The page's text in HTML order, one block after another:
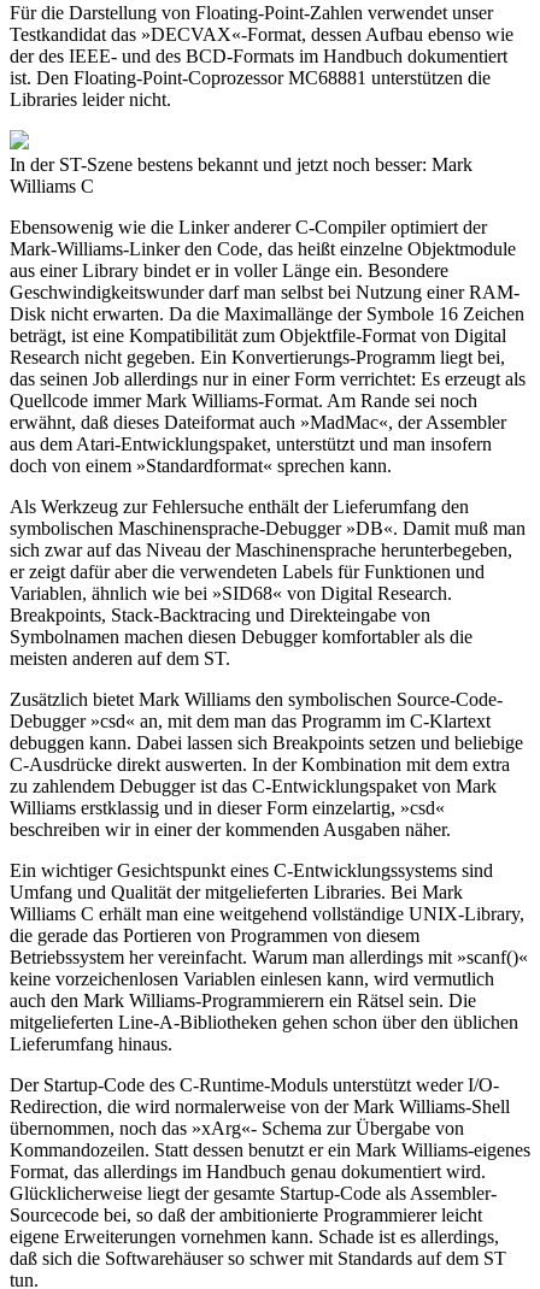
Für die Darstellung von Floating-Point-Zahlen verwendet unser
Testkandidat das »DECVAX«-Format, dessen Aufbau ebenso wie
der des IEEE- und des BCD-Formats im Handbuch dokumentiert
ist. Den Floating-Point-Coprozessor MC68881 unterstützen die
Libraries leider nicht.
In der ST-Szene bestens bekannt und jetzt noch besser: Mark
Williams C
Ebensowenig wie die Linker anderer C-Compiler optimiert der
Mark-Williams-Linker den Code, das heißt einzelne Objektmodule
aus einer Library bindet er in voller Länge ein. Besondere
Geschwindigkeitswunder darf man selbst bei Nutzung einer RAM-
Disk nicht erwarten. Da die Maximallänge der Symbole 16 Zeichen
beträgt, ist eine Kompatibilität zum Objektfile-Format von Digital
Research nicht gegeben. Ein Konvertierungs-Programm liegt bei,
das seinen Job allerdings nur in einer Form verrichtet: Es erzeugt als
Quellcode immer Mark Williams-Format. Am Rande sei noch
erwähnt, daß dieses Dateiformat auch »MadMac«, der Assembler
aus dem Atari-Entwicklungspaket, unterstützt und man insofern
doch von einem »Standardformat« sprechen kann.
Als Werkzeug zur Fehlersuche enthält der Lieferumfang den
symbolischen Maschinensprache-Debugger »DB«. Damit muß man
sich zwar auf das Niveau der Maschinensprache herunterbegeben,
er zeigt dafür aber die verwendeten Labels für Funktionen und
Variablen, ähnlich wie bei »SID68« von Digital Research.
Breakpoints, Stack-Backtracing und Direkteingabe von
Symbolnamen machen diesen Debugger komfortabler als die
meisten anderen auf dem ST.
Zusätzlich bietet Mark Williams den symbolischen Source-Code-
Debugger »csd« an, mit dem man das Programm im C-Klartext
debuggen kann. Dabei lassen sich Breakpoints setzen und beliebige
C-Ausdrücke direkt auswerten. In der Kombination mit dem extra
zu zahlendem Debugger ist das C-Entwicklungspaket von Mark
Williams erstklassig und in dieser Form einzelartig, »csd«
beschreiben wir in einer der kommenden Ausgaben näher.
Ein wichtiger Gesichtspunkt eines C-Entwicklungssystems sind
Umfang und Qualität der mitgelieferten Libraries. Bei Mark
Williams C erhält man eine weitgehend vollständige UNIX-Library,
die gerade das Portieren von Programmen von diesem
Betriebssystem her vereinfacht. Warum man allerdings mit »scanf()«
keine vorzeichenlosen Variablen einlesen kann, wird vermutlich
auch den Mark Williams-Programmierern ein Rätsel sein. Die
mitgelieferten Line-A-Bibliotheken gehen schon über den üblichen
Lieferumfang hinaus.
Der Startup-Code des C-Runtime-Moduls unterstützt weder I/O-
Redirection, die wird normalerweise von der Mark Williams-Shell
übernommen, noch das »xArg«- Schema zur Übergabe von
Kommandozeilen. Statt dessen benutzt er ein Mark Williams-eigenes
Format, das allerdings im Handbuch genau dokumentiert wird.
Glücklicherweise liegt der gesamte Startup-Code als Assembler-
Sourcecode bei, so daß der ambitionierte Programmierer leicht
eigene Erweiterungen vornehmen kann. Schade ist es allerdings,
daß sich die Softwarehäuser so schwer mit Standards auf dem ST
tun.